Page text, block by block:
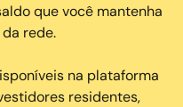
que você mantenha
rede.
na plataforma
residentes,